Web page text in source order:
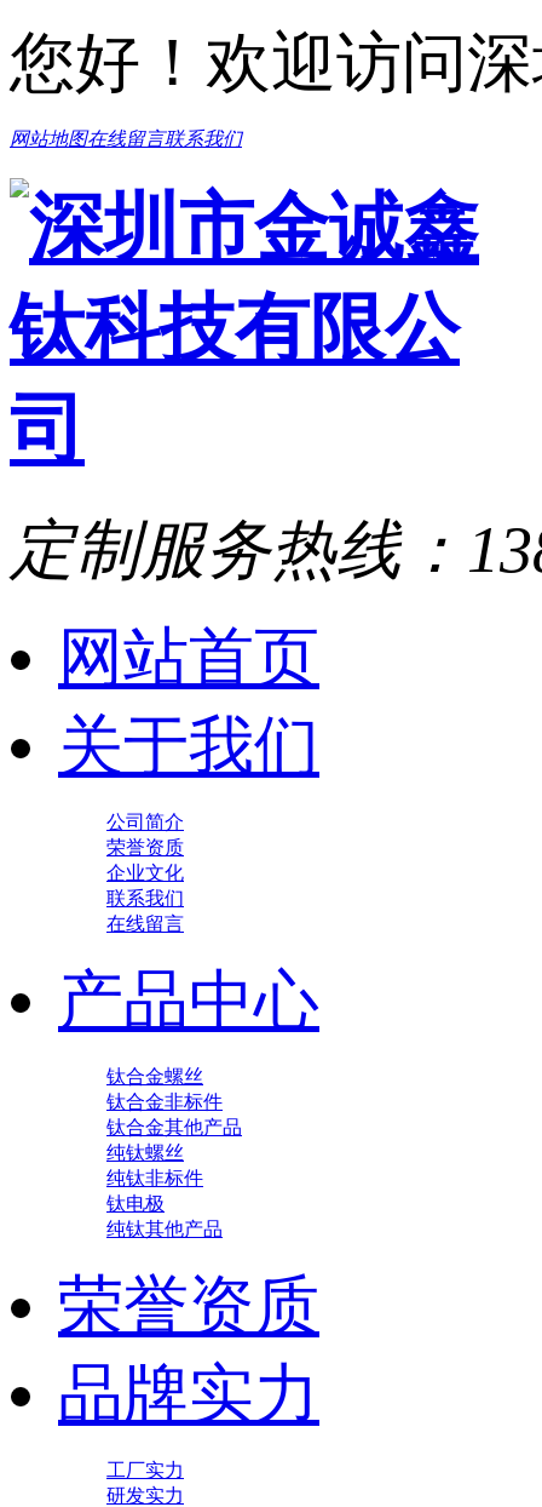
您好！欢迎访问
网站地图在线留言联系我们
定制服务热线：
网站首页
关于我们
公司简介
荣誉资质
企业文化
联系我们
在线留言
产品中心
钛合金螺丝
钛合金非标件
钛合金其他产品
纯钛螺丝
纯钛非标件
钛电极
纯钛其他产品
荣誉资质
品牌实力
工厂实力
研发实力